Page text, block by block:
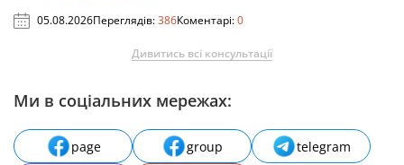
05.08.2026Переглядів:386Коментарі:0
Дивитись всі консультації
Ми в соціальних мережах:
page group
telegram